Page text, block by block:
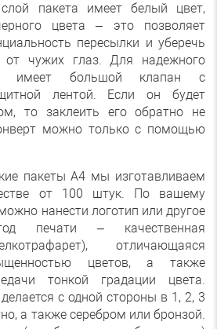
пакета имеет белый цвет,
цвета – это позволяет
пересылки и уберечь
от чужих глаз. Для надежного
имеет большой клапан с
лентой. Если он будет
то заклеить его обратно не
можно только с помощью
пакеты А4 мы изготавливаем
от 100 штук. По вашему
нанести логотип или другое
печати – качественная
отличающаяся
цветов, а также
тонкой градации цвета.
с одной стороны в 1, 2, 3
а также серебром или бронзой.